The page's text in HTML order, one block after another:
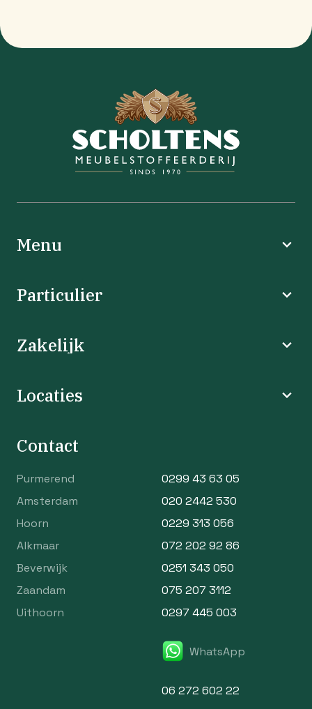
Menu
Particulier
Zakelijk
Locaties
Contact
Purmerend
0299 43 63 05
Amsterdam
020 2442 530
Hoorn
0229 313 056
Alkmaar
072 202 92 86
Beverwijk
0251 343 050
Zaandam
075 207 3112
Uithoorn
0297 445 003
WhatsApp
06 272 602 22